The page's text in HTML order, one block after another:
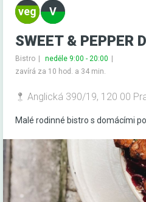
SWEET & PEPPER
Bistro
neděle 9:00 - 20:00
zavírá za 10 hod. a 34 min.
Anglická 390/19, 120 00
Malé rodinné bistro s domácími